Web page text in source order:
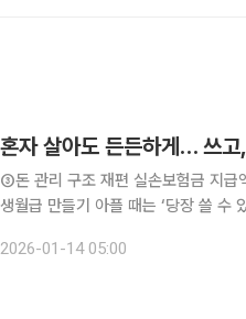
③돈 관리 구조 재편 실손보험금 지급액 13.1% '쑥'예상 밖 지출에 대비할 필요성혼족 노후준비 평
생월급 만들기 아플 때는 ‘당장 쓸 수 있는 돈’이 중요하고 한 번 속으면 평생 모은 자산이 순식간에
다. 혼자 사는 삶이 늘면서 돈의 쓰임
2026-01-14 05:00